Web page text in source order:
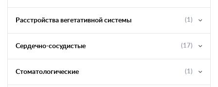
Расстройства вегетативной системы (1)
Сердечно-сосудистые (17)
Стоматологические (1)